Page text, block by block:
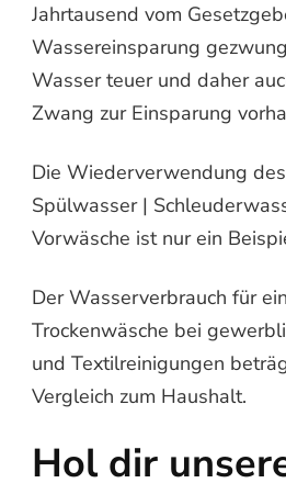
Jahrtausend vom
Wassereinsparung
Wasser teuer und daher
Zwang zur Einsparung
Die Wiederverwendung
Spülwasser |
Vorwäsche ist nur ein
Der Wasserverbrauch für
Trockenwäsche bei
und Textilreinigungen
Vergleich zum Haushalt.
Hol dir